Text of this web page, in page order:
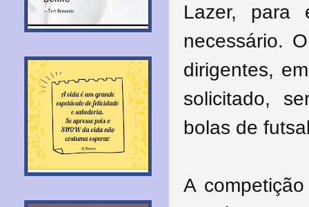
Lazer, para
necessário.
dirigentes,
solicitado,
bolas de
A